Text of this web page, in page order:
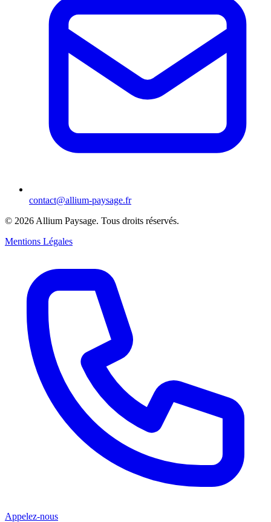
contact@allium-paysage.fr
© 2026 Allium Paysage. Tous droits réservés.
Mentions Légales
Appelez-nous